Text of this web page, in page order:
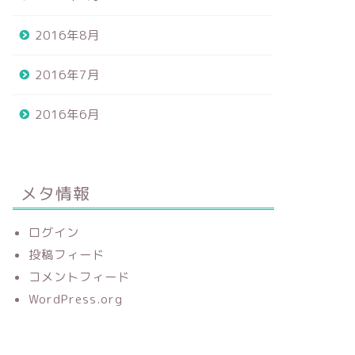
2016年8月
2016年7月
2016年6月
メタ情報
ログイン
投稿フィード
コメントフィード
WordPress.org